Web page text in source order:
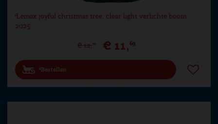
Lemax joyful christmas tree, clear light verlichte boom
2025
€ 12,99 € 11,69
Bestellen